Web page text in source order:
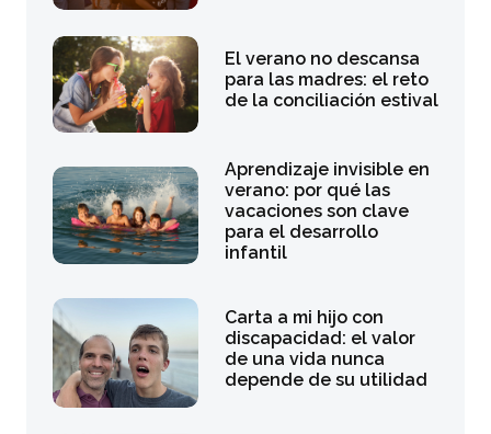
El verano no descansa
para las madres: el reto
de la conciliación estival
Aprendizaje invisible en
verano: por qué las
vacaciones son clave
para el desarrollo
infantil
Carta a mi hijo con
discapacidad: el valor
de una vida nunca
depende de su utilidad